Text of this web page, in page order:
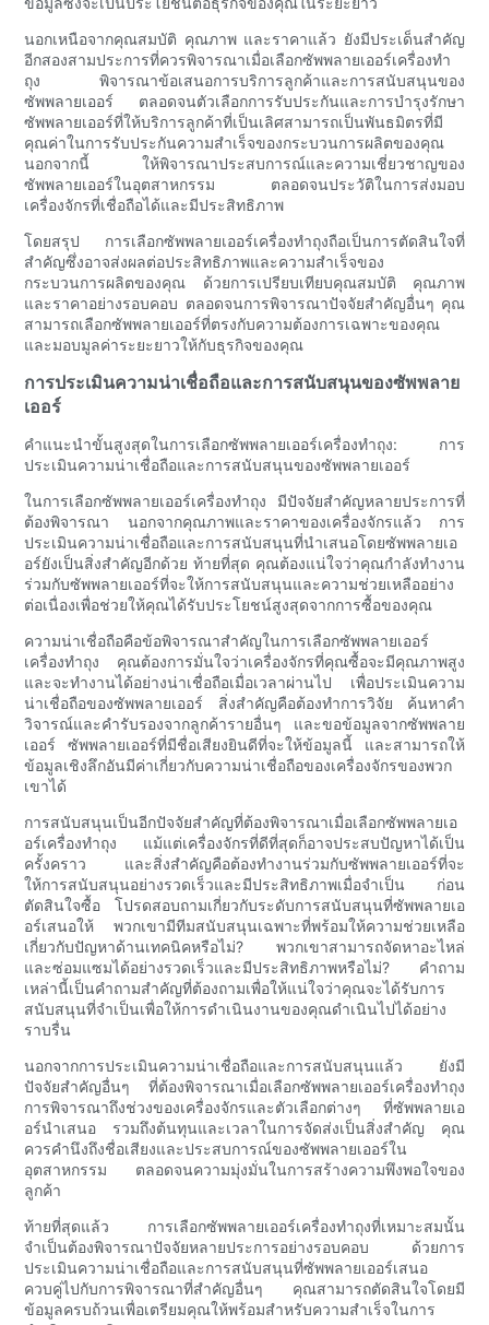
นอกเหนือจากคุณสมบัติ คุณภาพ และราคาแล้ว ยังมีประเด็นสำคัญ
อีกสองสามประการที่ควรพิจารณาเมื่อเลือกซัพพลายเออร์เครื่องทำ
ถุง พิจารณาข้อเสนอการบริการลูกค้าและการสนับสนุนของ
ซัพพลายเออร์ ตลอดจนตัวเลือกการรับประกันและการบำรุงรักษา
ซัพพลายเออร์ที่ให้บริการลูกค้าที่เป็นเลิศสามารถเป็นพันธมิตรที่มี
คุณค่าในการรับประกันความสำเร็จของกระบวนการผลิตของคุณ
นอกจากนี้ ให้พิจารณาประสบการณ์และความเชี่ยวชาญของ
ซัพพลายเออร์ในอุตสาหกรรม ตลอดจนประวัติในการส่งมอบ
เครื่องจักรที่เชื่อถือได้และมีประสิทธิภาพ
โดยสรุป การเลือกซัพพลายเออร์เครื่องทำถุงถือเป็นการตัดสินใจที่
สำคัญซึ่งอาจส่งผลต่อประสิทธิภาพและความสำเร็จของ
กระบวนการผลิตของคุณ ด้วยการเปรียบเทียบคุณสมบัติ คุณภาพ
และราคาอย่างรอบคอบ ตลอดจนการพิจารณาปัจจัยสำคัญอื่นๆ คุณ
สามารถเลือกซัพพลายเออร์ที่ตรงกับความต้องการเฉพาะของคุณ
และมอบมูลค่าระยะยาวให้กับธุรกิจของคุณ
การประเมินความน่าเชื่อถือและการสนับสนุนของซัพพลาย
เออร์
คำแนะนำขั้นสูงสุดในการเลือกซัพพลายเออร์เครื่องทำถุง: การ
ประเมินความน่าเชื่อถือและการสนับสนุนของซัพพลายเออร์
ในการเลือกซัพพลายเออร์เครื่องทำถุง มีปัจจัยสำคัญหลายประการที่
ต้องพิจารณา นอกจากคุณภาพและราคาของเครื่องจักรแล้ว การ
ประเมินความน่าเชื่อถือและการสนับสนุนที่นำเสนอโดยซัพพลายเอ
อร์ยังเป็นสิ่งสำคัญอีกด้วย ท้ายที่สุด คุณต้องแน่ใจว่าคุณกำลังทำงาน
ร่วมกับซัพพลายเออร์ที่จะให้การสนับสนุนและความช่วยเหลืออย่าง
ต่อเนื่องเพื่อช่วยให้คุณได้รับประโยชน์สูงสุดจากการซื้อของคุณ
ความน่าเชื่อถือคือข้อพิจารณาสำคัญในการเลือกซัพพลายเออร์
เครื่องทำถุง คุณต้องการมั่นใจว่าเครื่องจักรที่คุณซื้อจะมีคุณภาพสูง
และจะทำงานได้อย่างน่าเชื่อถือเมื่อเวลาผ่านไป เพื่อประเมินความ
น่าเชื่อถือของซัพพลายเออร์ สิ่งสำคัญคือต้องทำการวิจัย ค้นหาคำ
วิจารณ์และคำรับรองจากลูกค้ารายอื่นๆ และขอข้อมูลจากซัพพลาย
เออร์ ซัพพลายเออร์ที่มีชื่อเสียงยินดีที่จะให้ข้อมูลนี้ และสามารถให้
ข้อมูลเชิงลึกอันมีค่าเกี่ยวกับความน่าเชื่อถือของเครื่องจักรของพวก
เขาได้
การสนับสนุนเป็นอีกปัจจัยสำคัญที่ต้องพิจารณาเมื่อเลือกซัพพลายเอ
อร์เครื่องทำถุง แม้แต่เครื่องจักรที่ดีที่สุดก็อาจประสบปัญหาได้เป็น
ครั้งคราว และสิ่งสำคัญคือต้องทำงานร่วมกับซัพพลายเออร์ที่จะ
ให้การสนับสนุนอย่างรวดเร็วและมีประสิทธิภาพเมื่อจำเป็น ก่อน
ตัดสินใจซื้อ โปรดสอบถามเกี่ยวกับระดับการสนับสนุนที่ซัพพลายเอ
อร์เสนอให้ พวกเขามีทีมสนับสนุนเฉพาะที่พร้อมให้ความช่วยเหลือ
เกี่ยวกับปัญหาด้านเทคนิคหรือไม่? พวกเขาสามารถจัดหาอะไหล่
และซ่อมแซมได้อย่างรวดเร็วและมีประสิทธิภาพหรือไม่? คำถาม
เหล่านี้เป็นคำถามสำคัญที่ต้องถามเพื่อให้แน่ใจว่าคุณจะได้รับการ
สนับสนุนที่จำเป็นเพื่อให้การดำเนินงานของคุณดำเนินไปได้อย่าง
ราบรื่น
นอกจากการประเมินความน่าเชื่อถือและการสนับสนุนแล้ว ยังมี
ปัจจัยสำคัญอื่นๆ ที่ต้องพิจารณาเมื่อเลือกซัพพลายเออร์เครื่องทำถุง
การพิจารณาถึงช่วงของเครื่องจักรและตัวเลือกต่างๆ ที่ซัพพลายเอ
อร์นำเสนอ รวมถึงต้นทุนและเวลาในการจัดส่งเป็นสิ่งสำคัญ คุณ
ควรคำนึงถึงชื่อเสียงและประสบการณ์ของซัพพลายเออร์ใน
อุตสาหกรรม ตลอดจนความมุ่งมั่นในการสร้างความพึงพอใจของ
ลูกค้า
ท้ายที่สุดแล้ว การเลือกซัพพลายเออร์เครื่องทำถุงที่เหมาะสมนั้น
จำเป็นต้องพิจารณาปัจจัยหลายประการอย่างรอบคอบ ด้วยการ
ประเมินความน่าเชื่อถือและการสนับสนุนที่ซัพพลายเออร์เสนอ
ควบคู่ไปกับการพิจารณาที่สำคัญอื่นๆ คุณสามารถตัดสินใจโดยมี
ข้อมูลครบถ้วนเพื่อเตรียมคุณให้พร้อมสำหรับความสำเร็จในการ